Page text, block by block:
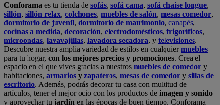
Conforama es tu tienda de sofás, sofá cama, sofá chaise longue,
sillón, sillón relax, colchones, muebles de salón, mesas comedor,
dormitorio de juvenil, dormitorio de matrimonio, canapés,
cocinas a medida, decoración, electrodomésticos, frigoríficos,
microondas, lavavajillas, lavadora secadora, y televisiones.
Descubre nuestra amplia variedad de estilos en cualquiermuebles
para tu hogar, con los mejores precios y promociones. Crea el
espacio en el que vives gracias a nuestros muebles de comedor y
habitaciones, armarios y zapateros, mesas de comedor y sillas de
escritorio. Además, podrás decorar tu casa con multitud de
artículos, tener el mejor ocio con los productos de imagen y sonido
y aprovechar tu jardín en las épocas de buen tiempo. Conforama